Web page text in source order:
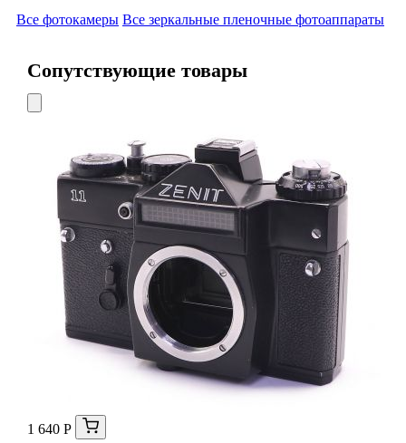
Все фотокамеры Все зеркальные пленочные фотоаппараты
Сопутствующие товары
1 640 Р